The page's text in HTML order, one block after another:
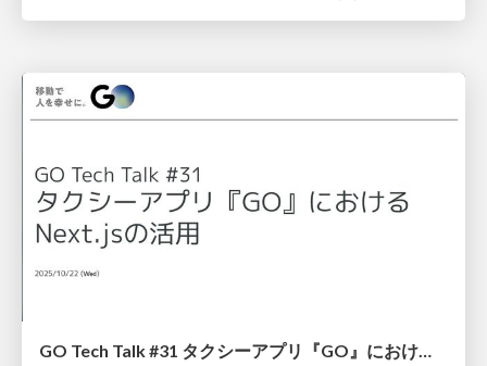
GO Tech Talk #31 タクシーアプリ『GO』におけるNext.jsの活用